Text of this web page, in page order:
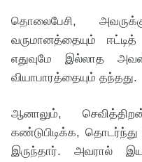
தொலைபேசி,
வருமானத்தையும்
எதுவுமே இல்லாத
வியாபாரத்தையும் தந்தது.
ஆனாலும்,
கண்டுபிடிக்க,
இருந்தார். அவரால்